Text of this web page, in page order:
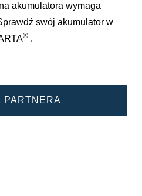
akumulatora wymaga
swój akumulator w
® .
PARTNERA